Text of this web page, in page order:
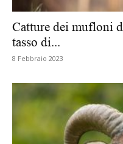
Catture dei mufloni
tasso di...
8 Febbraio 2023